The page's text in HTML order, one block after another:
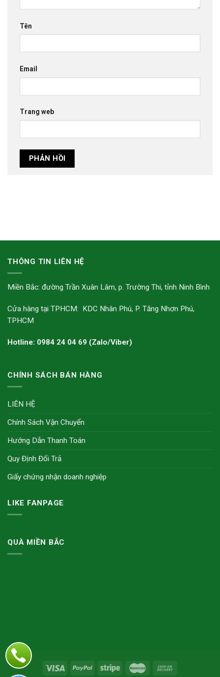
Tên
Email
Trang web
THÔNG TIN LIÊN HỆ
Miền Bắc: đường Trần Xuân Lâm, p. Trường Thi, tỉnh Ninh Bình
Cửa hàng tại TPHCM: KDC Nhân Phú, P. Tăng Nhơn Phú,
TPHCM
Hotline: 0984 24 04 69 (Zalo/Viber)
CHÍNH SÁCH BÁN HÀNG
LIÊN HỆ
Chính Sách Vận Chuyển
Hướng Dẫn Thanh Toán
Quy Định Đổi Trả
Giấy chứng nhận doanh nghiệp
LIKE FANPAGE
QUÀ MIỀN BẮC